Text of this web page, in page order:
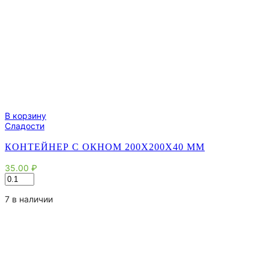
В корзину
Сладости
КОНТЕЙНЕР С ОКНОМ 200Х200Х40 ММ
35.00 ₽
Количество
товара
Контейнер
7 в наличии